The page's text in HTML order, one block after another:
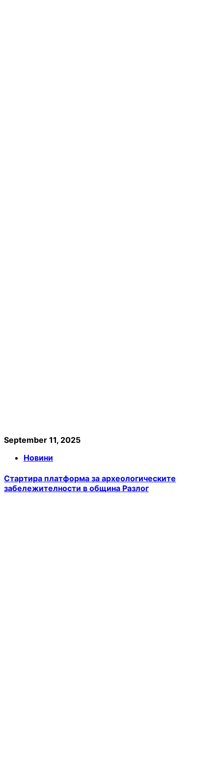
September 11, 2025
Новини
Стартира платформа за археологическите
забележителности в община Разлог